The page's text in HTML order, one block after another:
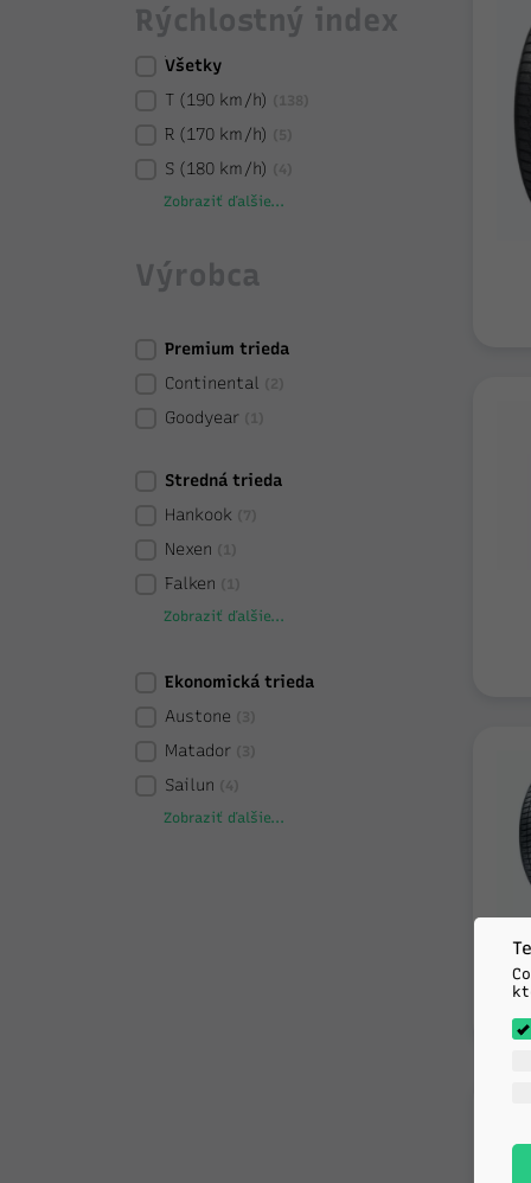
Rýchlostný index
Všetky
T (190 km/h)
R (170 km/h)
S (180 km/h)
Zobraziť ďalšie...
Výrobca
Premium trieda
Continental
Goodyear
Stredná trieda
Hankook
Nexen
Falken
Zobraziť ďalšie...
Ekonomická trieda
Austone
Matador
Sailun
Zobraziť ďalšie...